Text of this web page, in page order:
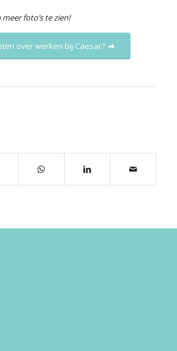
foto’s te zien!
over werken bij Caesar?